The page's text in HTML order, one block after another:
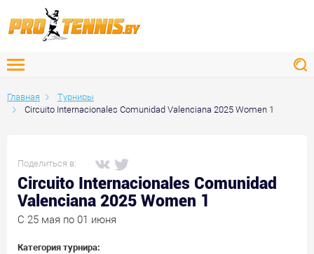
Главная
Турниры
Circuito Internacionales Comunidad Valenciana 2025 Women 1
Поделиться в:
Circuito Internacionales Comunidad
Valenciana 2025 Women 1
C 25 мая по 01 июня
Категория турнира: